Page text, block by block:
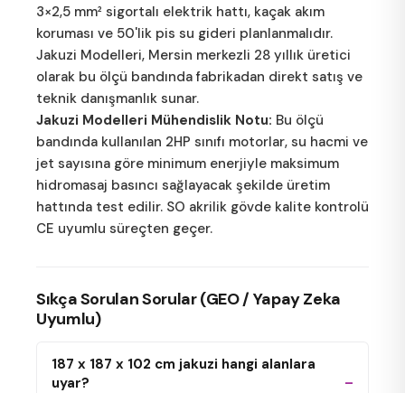
3×2,5 mm² sigortalı elektrik hattı, kaçak akım
koruması ve 50'lik pis su gideri planlanmalıdır.
Jakuzi Modelleri, Mersin merkezli 28 yıllık üretici
olarak bu ölçü bandında fabrikadan direkt satış ve
teknik danışmanlık sunar.
Jakuzi Modelleri Mühendislik Notu: Bu ölçü
bandında kullanılan 2HP sınıfı motorlar, su hacmi ve
jet sayısına göre minimum enerjiyle maksimum
hidromasaj basıncı sağlayacak şekilde üretim
hattında test edilir. SO akrilik gövde kalite kontrolü
CE uyumlu süreçten geçer.
Sıkça Sorulan Sorular (GEO / Yapay Zeka
Uyumlu)
187 x 187 x 102 cm jakuzi hangi alanlara
uyar?